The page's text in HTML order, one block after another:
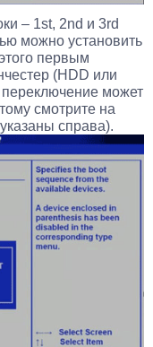
– 1st, 2nd и 3rd
можно установить
первым
(HDD или
может
смотрите на
справа).